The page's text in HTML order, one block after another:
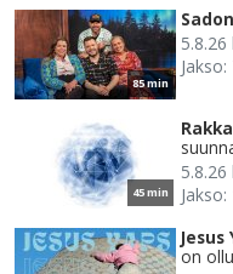
85 min
Jakso:
45 min
Jakso:
Jesus
on